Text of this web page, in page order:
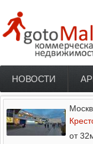
Главное меню
НОВОСТИ
от